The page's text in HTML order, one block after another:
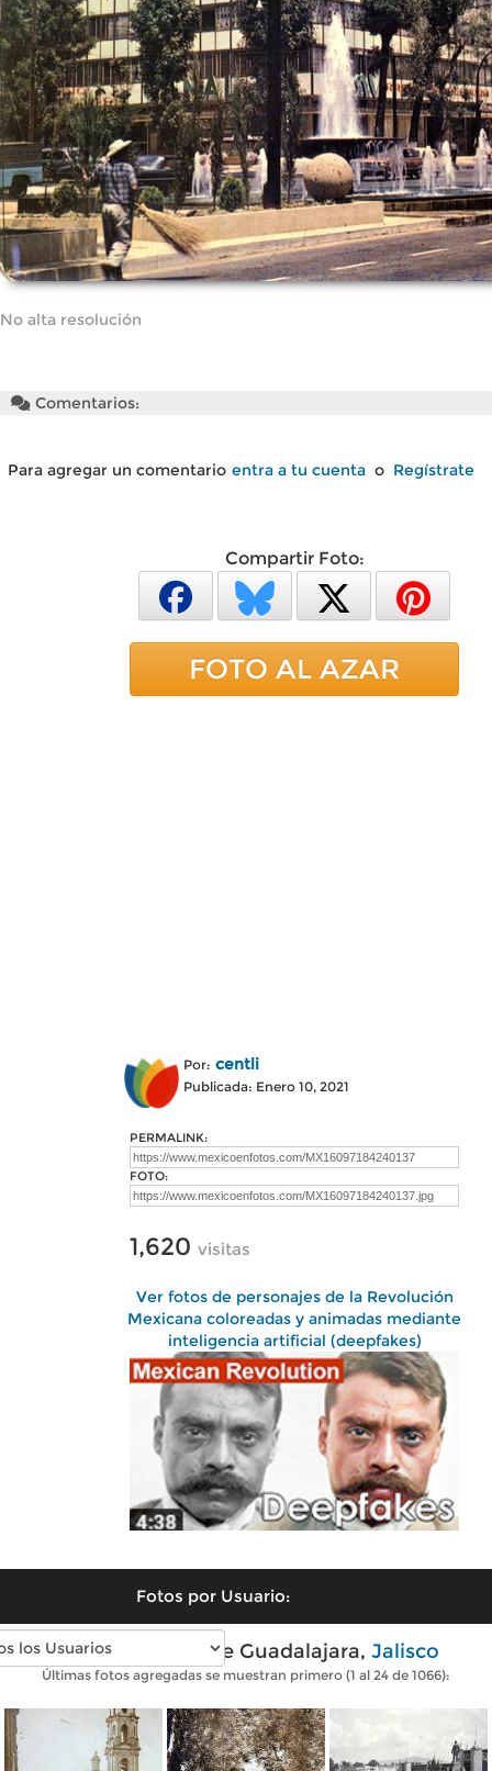
No alta resolución
Comentarios:
Para agregar un comentario entra a tu cuenta o Regístrate
Compartir Foto:
FOTO AL AZAR
Por: centli
Publicada: Enero 10, 2021
PERMALINK:
FOTO:
1,620 visitas
Ver fotos de personajes de la Revolución
Mexicana coloreadas y animadas mediante
inteligencia artificial (deepfakes)
Fotos por Usuario:
Fotos antiguas de Guadalajara, Jalisco
Últimas fotos agregadas se muestran primero (1 al 24 de 1066):